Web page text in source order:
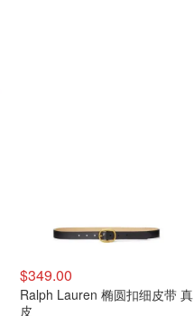
$349.00
Ralph Lauren 椭圆扣细皮带 真
皮